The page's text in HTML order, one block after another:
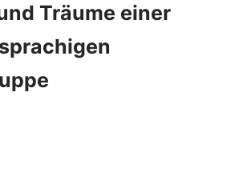
Träume einer